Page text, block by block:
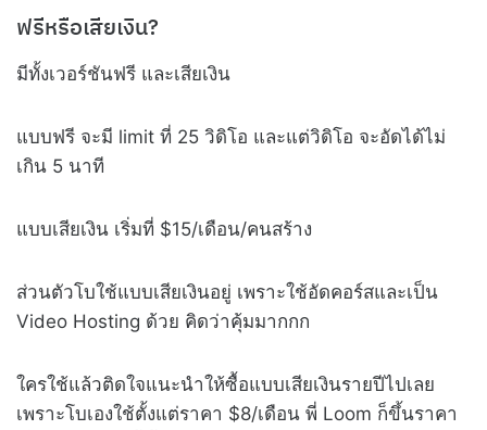
ฟรีหรือเสียเงิน?
มีทั้งเวอร์ชันฟรี และเสียเงิน
แบบฟรี จะมี limit ที่ 25 วิดิโอ และแต่วิดิโอ จะอัดได้ไม่
เกิน 5 นาที
แบบเสียเงิน เริ่มที่ $15/เดือน/คนสร้าง
ส่วนตัวโบใช้แบบเสียเงินอยู่ เพราะใช้อัดคอร์สและเป็น
Video Hosting ด้วย คิดว่าคุ้มมากกก
ใครใช้แล้วติดใจแนะนำให้ซื้อแบบเสียเงินรายปีไปเลย
เพราะโบเองใช้ตั้งแต่ราคา $8/เดือน พี่ Loom ก็ขึ้นราคา